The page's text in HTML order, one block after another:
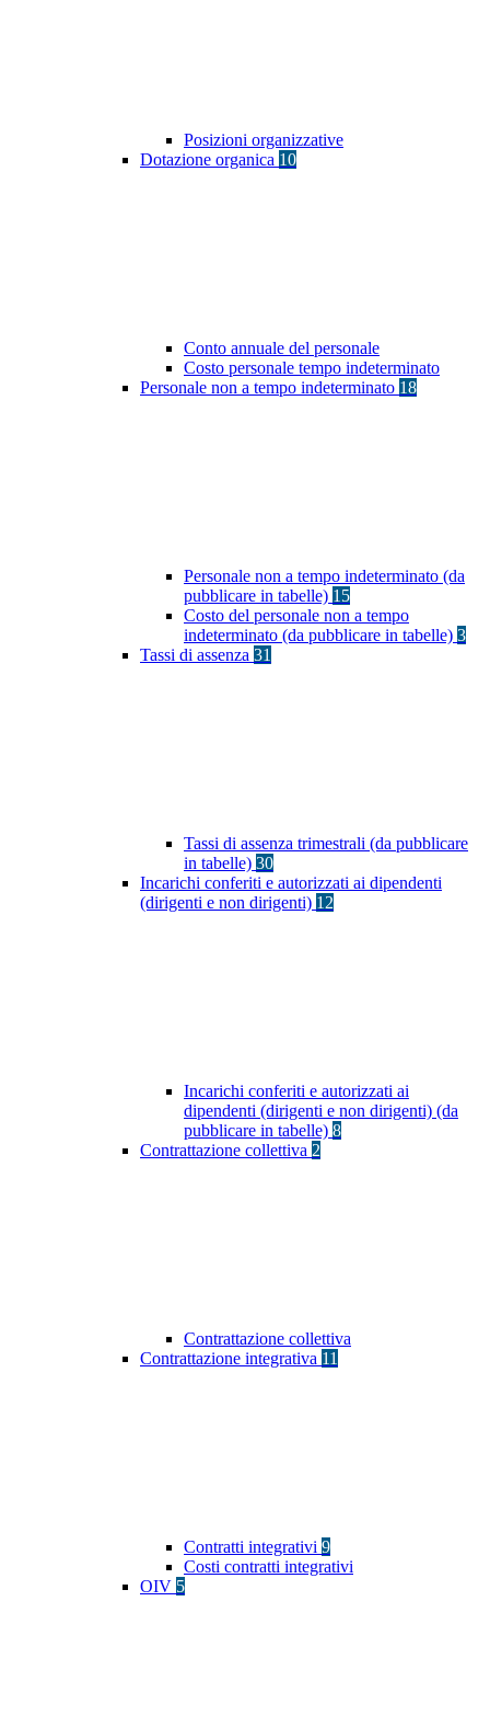
Posizioni organizzative
Dotazione organica 10
Conto annuale del personale
Costo personale tempo indeterminato
Personale non a tempo indeterminato 18
Personale non a tempo indeterminato (da
pubblicare in tabelle) 15
Costo del personale non a tempo
indeterminato (da pubblicare in tabelle) 3
Tassi di assenza 31
Tassi di assenza trimestrali (da pubblicare
in tabelle) 30
Incarichi conferiti e autorizzati ai dipendenti
(dirigenti e non dirigenti) 12
Incarichi conferiti e autorizzati ai
dipendenti (dirigenti e non dirigenti) (da
pubblicare in tabelle) 8
Contrattazione collettiva 2
Contrattazione collettiva
Contrattazione integrativa 11
Contratti integrativi 9
Costi contratti integrativi
OIV 5